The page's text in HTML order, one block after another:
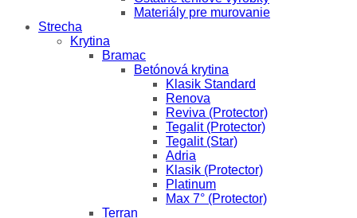
Materiály pre murovanie
Strecha
Krytina
Bramac
Betónová krytina
Klasik Standard
Renova
Reviva (Protector)
Tegalit (Protector)
Tegalit (Star)
Adria
Klasik (Protector)
Platinum
Max 7° (Protector)
Terran